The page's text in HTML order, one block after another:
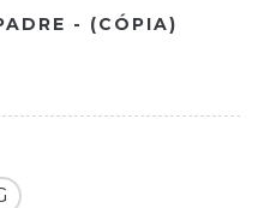
- (CÓPIA)